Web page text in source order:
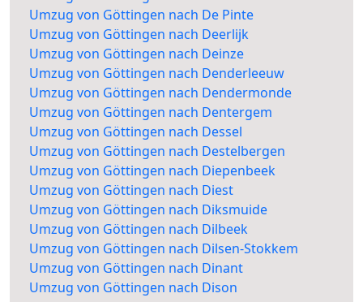
Umzug von Göttingen nach De Pinte
Umzug von Göttingen nach Deerlijk
Umzug von Göttingen nach Deinze
Umzug von Göttingen nach Denderleeuw
Umzug von Göttingen nach Dendermonde
Umzug von Göttingen nach Dentergem
Umzug von Göttingen nach Dessel
Umzug von Göttingen nach Destelbergen
Umzug von Göttingen nach Diepenbeek
Umzug von Göttingen nach Diest
Umzug von Göttingen nach Diksmuide
Umzug von Göttingen nach Dilbeek
Umzug von Göttingen nach Dilsen-Stokkem
Umzug von Göttingen nach Dinant
Umzug von Göttingen nach Dison